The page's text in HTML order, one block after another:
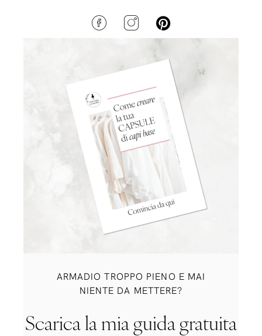
ARMADIO TROPPO PIENO E MAI
NIENTE DA METTERE?
Scarica la mia guida gratuita